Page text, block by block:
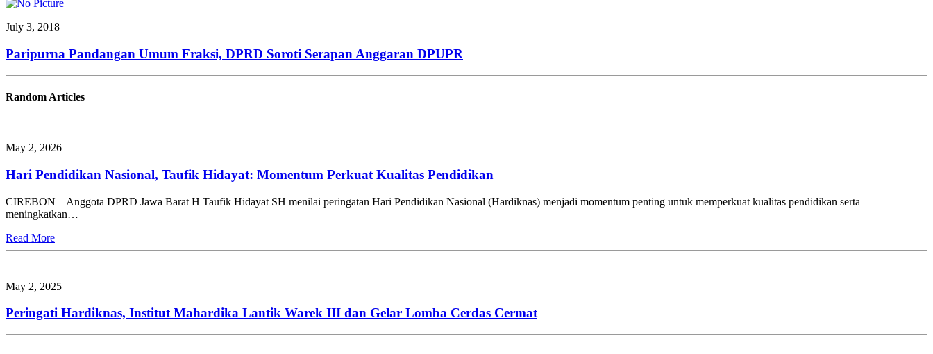
July 3, 2018
Paripurna Pandangan Umum Fraksi, DPRD Soroti Serapan Anggaran DPUPR
Random Articles
May 2, 2026
Hari Pendidikan Nasional, Taufik Hidayat: Momentum Perkuat Kualitas Pendidikan
CIREBON – Anggota DPRD Jawa Barat H Taufik Hidayat SH menilai peringatan Hari Pendidikan Nasional (Hardiknas) menjadi momentum penting untuk memperkuat kualitas pendidikan serta
meningkatkan…
Read More
May 2, 2025
Peringati Hardiknas, Institut Mahardika Lantik Warek III dan Gelar Lomba Cerdas Cermat